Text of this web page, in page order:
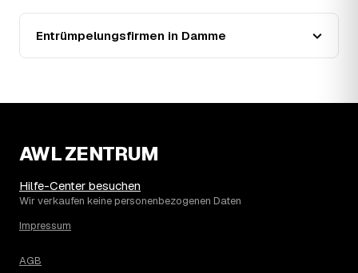
(±3 %), mit dem bisherigen Höchststand im Jahr 2021.
Eine Prognose lässt sich daraus nicht ableiten, aber die
Daten zeigen: Wer frühzeitig anfragt, sichert sich das
aktuelle Preisniveau als Festpreis — unabhängig davon,
Zugänglichkeit: Ein einzelner Keller oder Dachboden liegt
Etage ohne Aufzug oder viel Sperrmüll eher am oberen.
Auch anrechenbare Wertgegenstände oder ein hoher
Betrag für Ihren Fall erfahren Sie erst nach einer kurzen,
Entrümpelungsfirmen in Damme
AWL ZENTRUM
Hilfe-Center besuchen
Wir verkaufen keine personenbezogenen Daten
Impressum
AGB